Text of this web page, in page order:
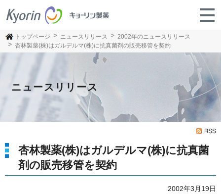
トップページ ニュースリリース
2002年のニュースリリース
杏林製薬(株)はガルデルマ(株)に抗真菌剤の販売移管を契約
ニュースリリース
杏林製薬(株)はガルデルマ(株)に抗真菌
剤の販売移管を契約
2002年3月19日